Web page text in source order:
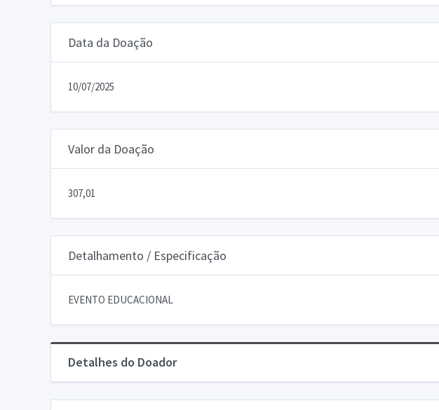
Data da Doação
10/07/2025
Valor da Doação
307,01
Detalhamento / Especificação
EVENTO EDUCACIONAL
Detalhes do Doador